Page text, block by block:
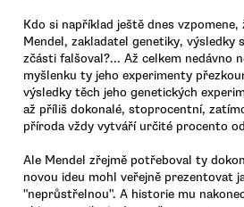
Kdo si například ještě dnes
Mendel, zakladatel genetiky, výsledky
zčásti falšoval?... Až celkem nedávno
myšlenku ty jeho experimenty
výsledky těch jeho genetických
až příliš dokonalé, stoprocentní,
příroda vždy vytváří určité procento
Ale Mendel zřejmě potřeboval ty
novou ideu mohl veřejně prezentovat
"neprůstřelnou". A historie mu